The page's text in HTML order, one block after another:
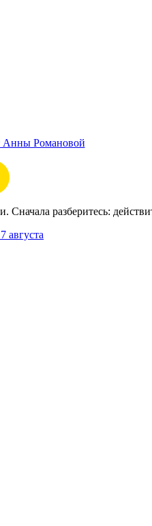
Романовой
разберитесь:
августа